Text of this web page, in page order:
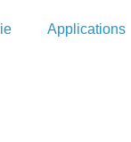
Applications